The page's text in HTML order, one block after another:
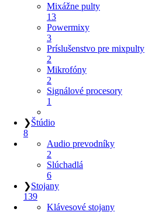
Mixážne pulty
13
Powermixy
3
Príslušenstvo pre mixpulty
2
Mikrofóny
2
Signálové procesory
1
❯Štúdio
8
Audio prevodníky
2
Slúchadlá
6
❯Stojany
139
Klávesové stojany